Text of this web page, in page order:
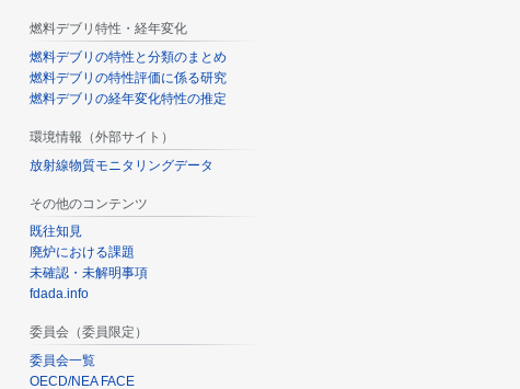
燃料デブリ特性・経年変化
燃料デブリの特性と分類のまとめ
燃料デブリの特性評価に係る研究
燃料デブリの経年変化特性の推定
環境情報（外部サイト）
放射線物質モニタリングデータ
その他のコンテンツ
既往知見
廃炉における課題
未確認・未解明事項
fdada.info
委員会（委員限定）
委員会一覧
OECD/NEA FACE